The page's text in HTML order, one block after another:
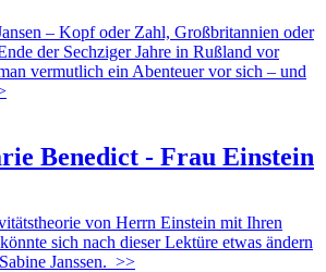
– Kopf oder Zahl, Großbritannien oder
der Sechziger Jahre in Rußland vor
vermutlich ein Abenteuer vor sich – und
Benedict - Frau Einstein
von Herrn Einstein mit Ihren
sich nach dieser Lektüre etwas ändern
Janssen. >>